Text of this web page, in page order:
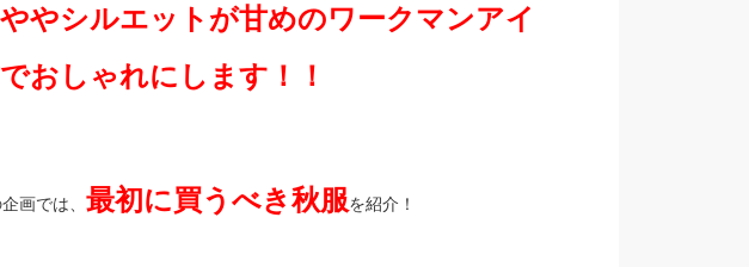
やシルエットが甘めのワークマンアイ
おしゃれにします！！
画では、 最初に買うべき秋服を紹介！